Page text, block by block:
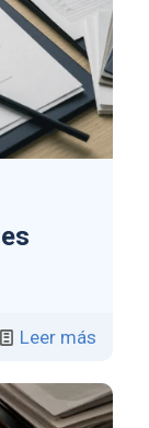
Leer más